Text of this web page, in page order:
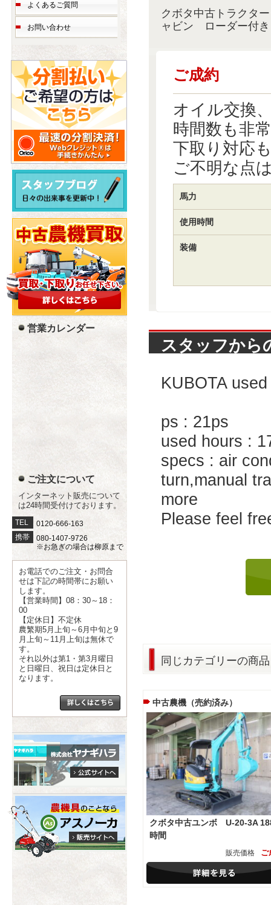
クボタ中古トラク
ャビン ローダー付き
ご成約
オイル交換
時間数も非
下取り対応
ご不明な点
馬力
使用時間
装備
スタッフから
KUBOTA
ps : 21ps
used hours :
specs : air
turn,manual
more
Please feel
同じカテゴリーの商品
中古農機（売約済み）
クボタ中古ユンボ U-20-3A
時間
販売価格 ご
よくあるご質問
お問い合わせ
営業カレンダー
ご注文について
インターネット販売について
は24時間受付けております。
TEL
0120-666-163
携帯
080-1407-9726
※お急ぎの場合は柳原まで
お電話でのご注文・お問合
せは下記の時間帯にお願い
します。
【営業時間】08：30～18：
00
【定休日】不定休
農繁期5月上旬～6月中旬と9
月上旬～11月上旬は無休で
す。
それ以外は第1・第3月曜日
と日曜日、祝日は定休日と
なります。